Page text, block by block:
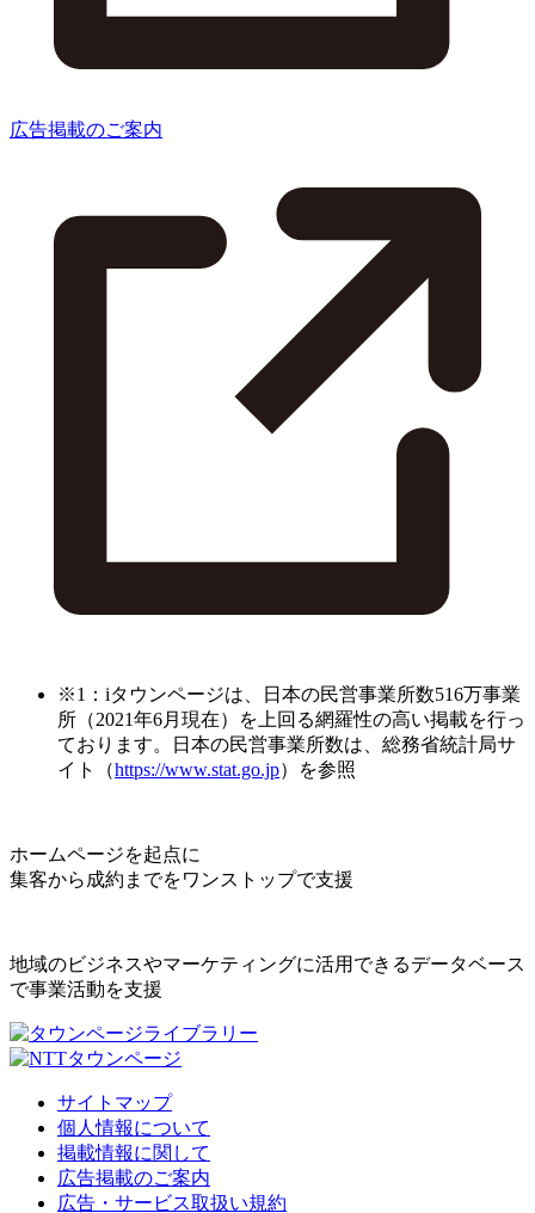
広告掲載のご案内
※1：iタウンページは、日本の民営事業所数516万事業
所（2021年6月現在）を上回る網羅性の高い掲載を行っ
ております。日本の民営事業所数は、総務省統計局サ
イト（https://www.stat.go.jp）を参照
ホームページを起点に
集客から成約までをワンストップで支援
地域のビジネスやマーケティングに活用できるデータベース
で事業活動を支援
サイトマップ
個人情報について
掲載情報に関して
広告掲載のご案内
広告・サービス取扱い規約